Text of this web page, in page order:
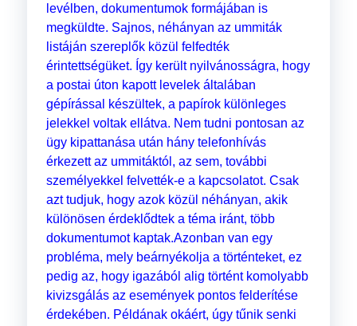
levélben, dokumentumok formájában is
megküldte. Sajnos, néhányan az ummiták
listáján szereplők közül felfedték
érintettségüket. Így került nyilvánosságra, hogy
a postai úton kapott levelek általában
gépírással készültek, a papírok különleges
jelekkel voltak ellátva. Nem tudni pontosan az
ügy kipattanása után hány telefonhívás
érkezett az ummitáktól, az sem, további
személyekkel felvették-e a kapcsolatot. Csak
azt tudjuk, hogy azok közül néhányan, akik
különösen érdeklődtek a téma iránt, több
dokumentumot kaptak.Azonban van egy
probléma, mely beárnyékolja a történteket, ez
pedig az, hogy igazából alig történt komolyabb
kivizsgálás az események pontos felderítése
érdekében. Példának okáért, úgy tűnik senki